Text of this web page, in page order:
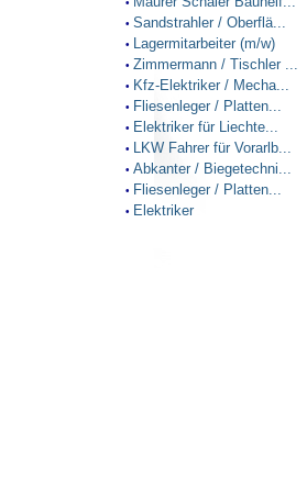
•
• Sandstrahler / Oberflä...
• Lagermitarbeiter (m/w)
• Zimmermann / Tischler ...
• Kfz-Elektriker / Mecha...
• Fliesenleger / Platten...
• Elektriker für Liechte...
• LKW Fahrer für Vorarlb...
• Abkanter / Biegetechni...
• Fliesenleger / Platten...
• Elektriker